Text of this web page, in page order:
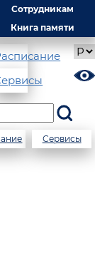
Сотрудникам
Книга памяти
Сервисы